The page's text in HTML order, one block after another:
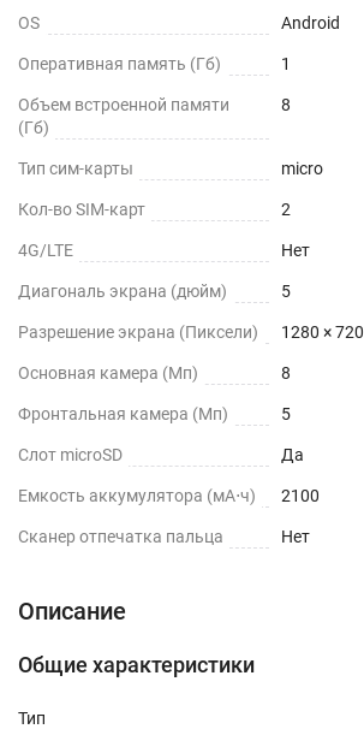
OS Android
Оперативная память (Гб) 1
Объем встроенной памяти
(Гб)
8
Тип сим-карты micro
Кол-во SIM-карт 2
4G/LTE Нет
Диагональ экрана (дюйм) 5
Разрешение экрана (Пиксели) 1280 × 720
Основная камера (Мп) 8
Фронтальная камера (Мп) 5
Слот microSD Да
Емкость аккумулятора (мА⋅ч) 2100
Сканер отпечатка пальца Нет
Описание
Общие характеристики
Тип